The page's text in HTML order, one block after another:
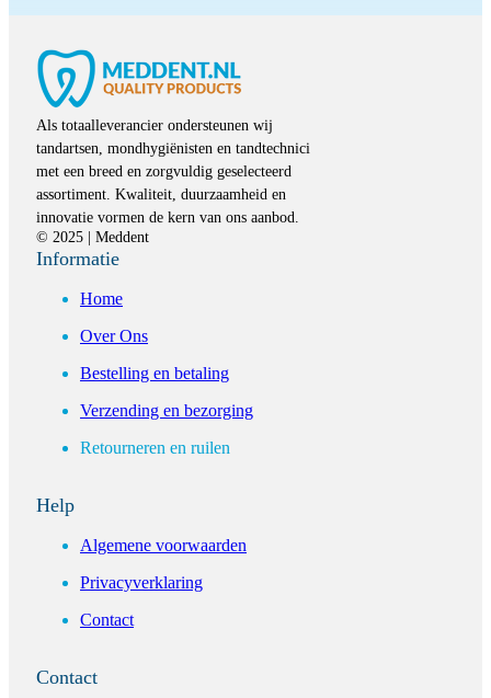
Als totaalleverancier ondersteunen wij
tandartsen, mondhygiënisten en tandtechnici
met een breed en zorgvuldig geselecteerd
assortiment. Kwaliteit, duurzaamheid en
innovatie vormen de kern van ons aanbod.
© 2025 | Meddent
Informatie
Home
Over Ons
Bestelling en betaling
Verzending en bezorging
Retourneren en ruilen
Help
Algemene voorwaarden
Privacyverklaring
Contact
Contact